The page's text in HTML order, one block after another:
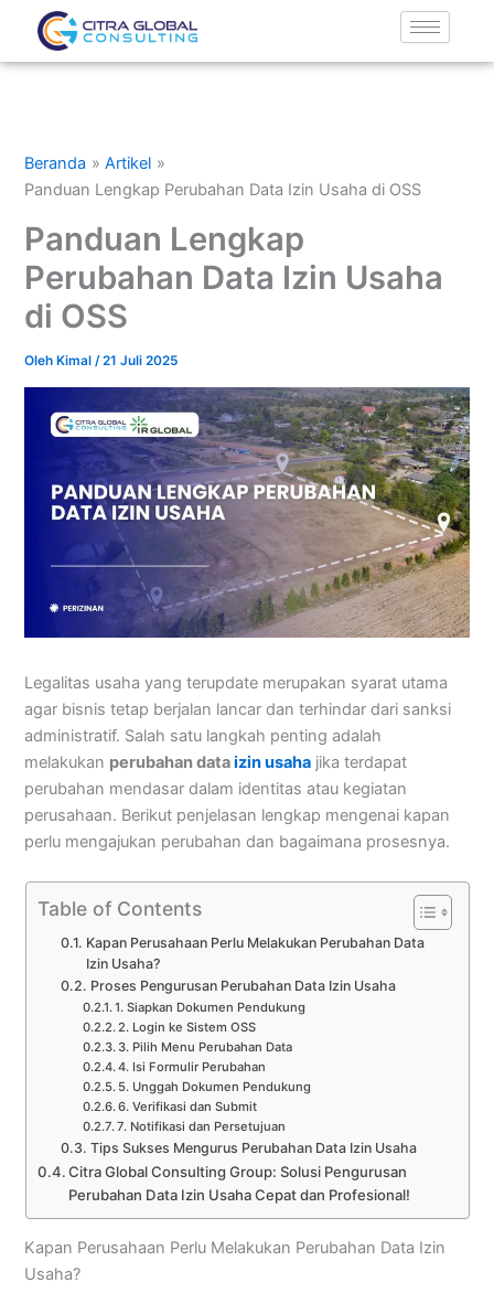
Lewati
konten
Beranda
Artikel
Panduan Lengkap Perubahan Data Izin Usaha di OSS
Panduan Lengkap
Perubahan Data Izin Usaha
di OSS
Oleh Kimal/21 Juli 2025
Legalitas usaha yang terupdate merupakan syarat utama
agar bisnis tetap berjalan lancar dan terhindar dari sanksi
administratif. Salah satu langkah penting adalah
melakukan perubahan dataizin usaha jika terdapat
perubahan mendasar dalam identitas atau kegiatan
perusahaan. Berikut penjelasan lengkap mengenai kapan
perlu mengajukan perubahan dan bagaimana prosesnya.
Table of Contents
Kapan Perusahaan Perlu Melakukan Perubahan Data
Izin Usaha?
Proses Pengurusan Perubahan Data Izin Usaha
1. Siapkan Dokumen Pendukung
2. Login ke Sistem OSS
3. Pilih Menu Perubahan Data
4. Isi Formulir Perubahan
5. Unggah Dokumen Pendukung
6. Verifikasi dan Submit
7. Notifikasi dan Persetujuan
Tips Sukses Mengurus Perubahan Data Izin Usaha
Citra Global Consulting Group: Solusi Pengurusan
Perubahan Data Izin Usaha Cepat dan Profesional!
Kapan Perusahaan Perlu Melakukan Perubahan Data Izin
Usaha?